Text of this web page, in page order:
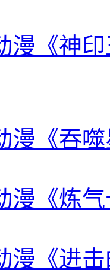
漫《神
漫《吞
漫《炼
漫《进